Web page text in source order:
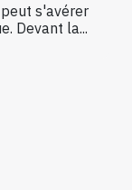
s'avérer
Devant la...